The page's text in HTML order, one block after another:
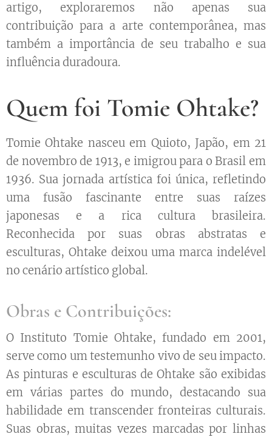
artigo, exploraremos não apenas sua
contribuição para a arte contemporânea, mas
também a importância de seu trabalho e sua
influência duradoura.
Quem foi Tomie Ohtake?
Tomie Ohtake nasceu em Quioto, Japão, em 21
de novembro de 1913, e imigrou para o Brasil em
1936. Sua jornada artística foi única, refletindo
uma fusão fascinante entre suas raízes
japonesas e a rica cultura brasileira.
Reconhecida por suas obras abstratas e
esculturas, Ohtake deixou uma marca indelével
no cenário artístico global.
Obras e Contribuições:
O Instituto Tomie Ohtake, fundado em 2001,
serve como um testemunho vivo de seu impacto.
As pinturas e esculturas de Ohtake são exibidas
em várias partes do mundo, destacando sua
habilidade em transcender fronteiras culturais.
Suas obras, muitas vezes marcadas por linhas